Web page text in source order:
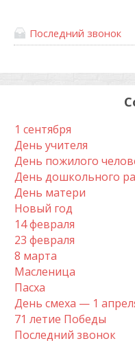
Последний звонок
1 сентября
День учителя
День пожилого
День дошкольного
День матери
Новый год
14 февраля
23 февраля
8 марта
Масленица
Пасха
День смеха — 1
71 летие Победы
Последний звонок